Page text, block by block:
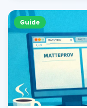
Guide